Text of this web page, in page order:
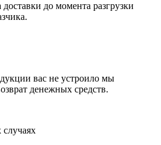
до момента разгрузки
вас не устроило мы
денежных средств.